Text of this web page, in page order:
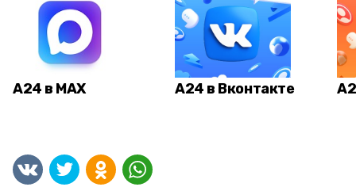
А24 в MAX А24 в Вконтакте